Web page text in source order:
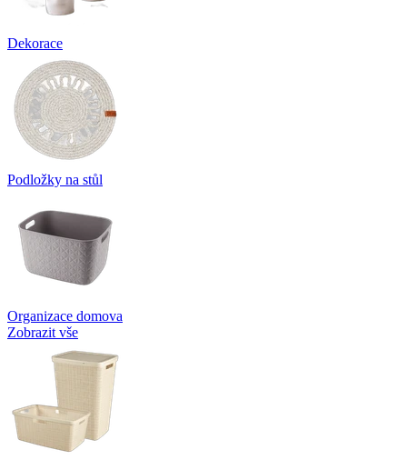
Dekorace
Podložky na stůl
Organizace domova
Zobrazit vše